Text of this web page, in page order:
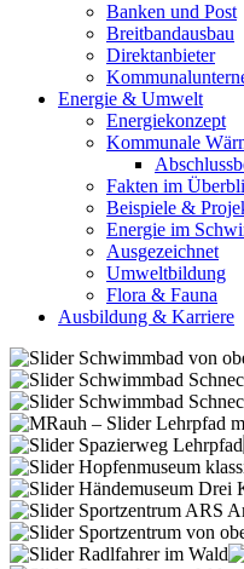
Banken und Post
Breitbandausbau
Direktanbieter
Energie & Umwelt
Energiekonzept
Kommunale
Fakten im
Beispiele &
Energie im
Ausgezeichnet
Umweltbildung
Flora & Fauna
Ausbildung & Karriere